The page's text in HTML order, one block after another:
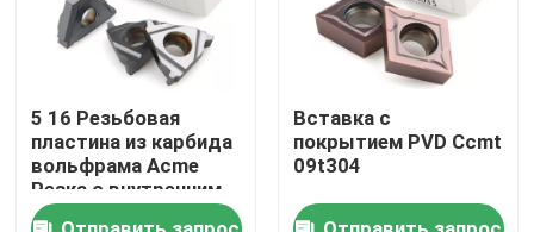
Тур по фабрике
Контроль качества
Свяжитесь с нами
5 16 Резьбовая
пластина из карбида
вольфрама Acme
Резка с внутренним
шагом
Вставка с
покрытием PVD Ccmt
09t304